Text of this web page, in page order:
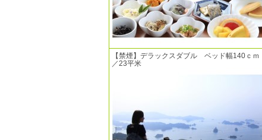
【禁煙】デラックスダブル ベッド幅140ｃｍ
／23平米